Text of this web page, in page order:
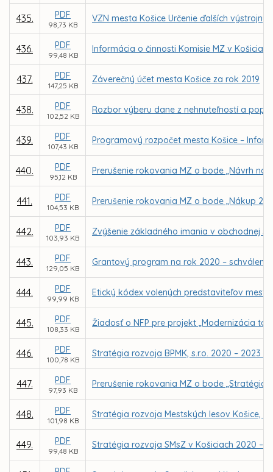
435. PDF
98,73 KB
VZN mesta Košice Určenie ďalších
436. PDF
99,48 KB
Informácia o činnosti Komisie MZ v
437. PDF
147,25 KB
Záverečný účet mesta Košice za rok 2019
438. PDF
102,52 KB
Rozbor výberu dane z nehnuteľností a
439. PDF
107,43 KB
Programový rozpočet mesta Košice –
440. PDF
95,12 KB
Prerušenie rokovania MZ o bode „Návrh
441. PDF
104,53 KB
Prerušenie rokovania MZ o bode „Nákup
442. PDF
103,93 KB
Zvýšenie základného imania v obchodnej
443. PDF
129,05 KB
Grantový program na rok 2020 –
444. PDF
99,99 KB
Etický kódex volených predstaviteľov
445. PDF
108,33 KB
Žiadosť o NFP pre projekt „Modernizácia
446. PDF
100,78 KB
Stratégia rozvoja BPMK, s.r.o. 2020 – 2023 –
447. PDF
97,93 KB
Prerušenie rokovania MZ o bode „Stratégia
448. PDF
101,98 KB
Stratégia rozvoja Mestských lesov Košice,
449. PDF
99,48 KB
Stratégia rozvoja SMsZ v Košiciach 2020 –